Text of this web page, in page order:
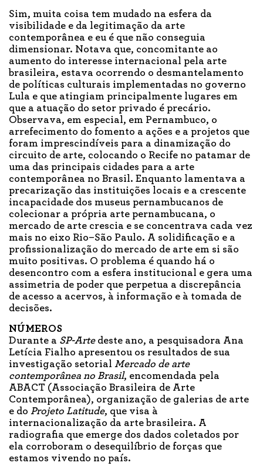
Sim, muita coisa tem mudado na esfera da
visibilidade e da legitimação da arte
contemporânea e eu é que não conseguia
dimensionar. Notava que, concomitante ao
aumento do interesse internacional pela arte
brasileira, estava ocorrendo o desmantelamento
de políticas culturais implementadas no governo
Lula e que atingiam principalmente lugares em
que a atuação do setor privado é precário.
Observava, em especial, em Pernambuco, o
arrefecimento do fomento a ações e a projetos que
foram imprescindíveis para a dinamização do
circuito de arte, colocando o Recife no patamar de
uma das principais cidades para a arte
contemporânea no Brasil. Enquanto lamentava a
precarização das instituições locais e a crescente
incapacidade dos museus pernambucanos de
colecionar a própria arte pernambucana, o
mercado de arte crescia e se concentrava cada vez
mais no eixo Rio–São Paulo. A solidificação e a
profissionalização do mercado de arte em si são
muito positivas. O problema é quando há o
desencontro com a esfera institucional e gera uma
assimetria de poder que perpetua a discrepância
de acesso a acervos, à informação e à tomada de
decisões.
NÚMEROS
Durante a SP-Artedeste ano, a pesquisadora Ana
Letícia Fialho apresentou os resultados de sua
investigação setorial Mercado de arte
contemporânea no Brasil, encomendada pela
ABACT (Associação Brasileira de Arte
Contemporânea), organização de galerias de arte
e do Projeto Latitude, que visa à
internacionalização da arte brasileira. A
radiografia que emerge dos dados coletados por
ela corroboram o desequilíbrio de forças que
estamos vivendo no país.